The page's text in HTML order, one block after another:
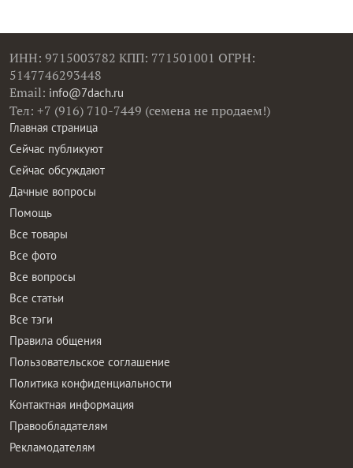
ИНН: 9715003782 КПП: 771501001 ОГРН:
5147746293448
Email: info@7dach.ru
Тел: +7 (916) 710-7449 (семена не продаем!)
Главная страница
Сейчас публикуют
Сейчас обсуждают
Дачные вопросы
Помощь
Все товары
Все фото
Все вопросы
Все статьи
Все тэги
Правила общения
Пользовательское соглашение
Политика конфиденциальности
Контактная информация
Правообладателям
Рекламодателям